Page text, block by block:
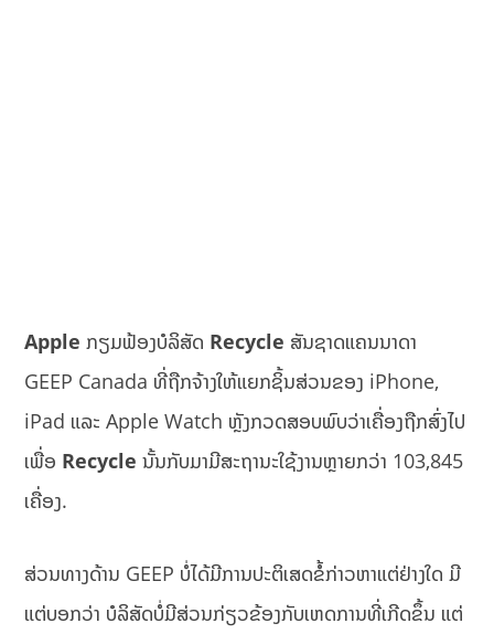
Appleກຽມຟ້ອງບໍລິສັດ Recycle ສັນຊາດແຄນນາດາ
GEEP Canada ທີ່ຖືກຈ້າງໃຫ້ແຍກຊິ້ນສ່ວນຂອງ iPhone,
iPad ແລະ Apple Watch ຫຼັງກວດສອບພົບວ່າເຄື່ອງຖືກສົ່ງໄປ
ເພື່ອ Recycle ນັ້ນກັບມາມີສະຖານະໃຊ້ງານຫຼາຍກວ່າ 103,845
ເຄື່ອງ.
ສ່ວນທາງດ້ານ GEEP ບໍ່ໄດ້ມີການປະຕິເສດຂໍ້ກ່າວຫາແຕ່ຢ່າງໃດ ມີ
ແຕ່ບອກວ່າ ບໍລິສັດບໍ່ມີສ່ວນກ່ຽວຂ້ອງກັບເຫດການທີ່ເກີດຂຶ້ນ ແຕ່